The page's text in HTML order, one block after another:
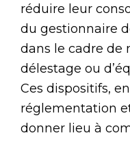
réduire leur
du gestionnaire
dans le cadre de
délestage ou
Ces dispositifs,
réglementation
donner lieu à